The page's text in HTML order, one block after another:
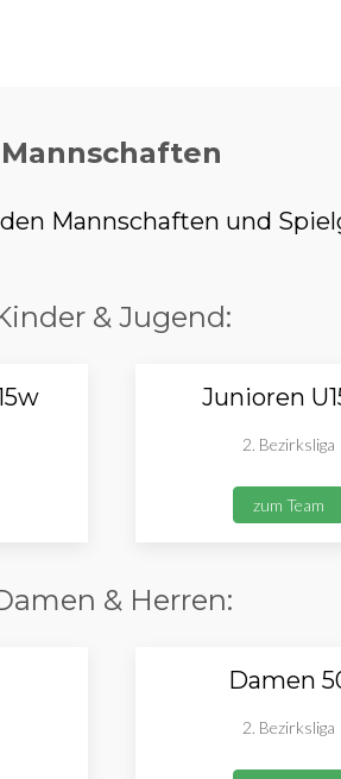
Mannschaften
Mannschaften und
& Jugend:
Junioren
2. Bezirksliga
zum Team
& Herren:
Damen
2. Bezirksliga